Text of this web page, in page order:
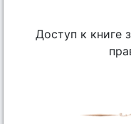
Доступ к книге